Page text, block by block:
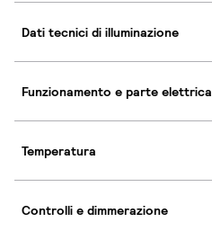
Dati tecnici di illuminazione
Funzionamento e parte elettrica
Temperatura
Controlli e dimmerazione